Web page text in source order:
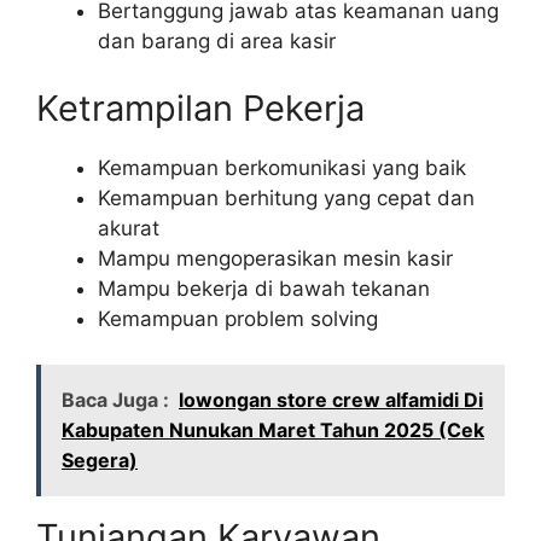
Bertanggung jawab atas keamanan uang
dan barang di area kasir
Ketrampilan Pekerja
Kemampuan berkomunikasi yang baik
Kemampuan berhitung yang cepat dan
akurat
Mampu mengoperasikan mesin kasir
Mampu bekerja di bawah tekanan
Kemampuan problem solving
Baca Juga : lowongan store crew alfamidi Di
Kabupaten Nunukan Maret Tahun 2025 (Cek
Segera)